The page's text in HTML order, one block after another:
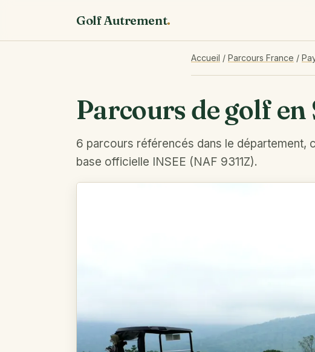
Golf Autrement.
Accueil / Parcours France /
Parcours de golf en
6 parcours référencés dans le département,
base officielle INSEE (NAF 9311Z).